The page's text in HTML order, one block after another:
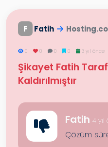
F Fatih
0 0 0 0 3 yıl önce
Şikayet Fatih
Kaldırılmıştır
Fatih 4 yıl
Çözüm